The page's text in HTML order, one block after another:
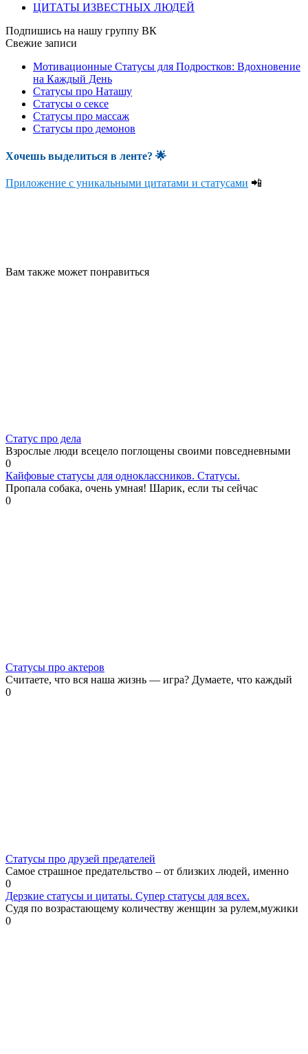
ЦИТАТЫ ИЗВЕСТНЫХ ЛЮДЕЙ
Подпишись на нашу группу ВК
Свежие записи
Мотивационные Статусы для Подростков: Вдохновение
на Каждый День
Статусы про Наташу
Статусы о сексе
Статусы про массаж
Статусы про демонов
Хочешь выделиться в ленте? 🌟
Приложение с уникальными цитатами и статусами 📲
Вам также может понравиться
Статус про дела
Взрослые люди всецело поглощены своими повседневными
0
Кайфовые статусы для одноклассников. Статусы.
Пропала собака, очень умная! Шарик, если ты сейчас
0
Статусы про актеров
Считаете, что вся наша жизнь — игра? Думаете, что каждый
0
Статусы про друзей предателей
Самое страшное предательство – от близких людей, именно
0
Дерзкие статусы и цитаты. Супер статусы для всех.
Судя по возрастающему количеству женщин за рулем,мужики
0